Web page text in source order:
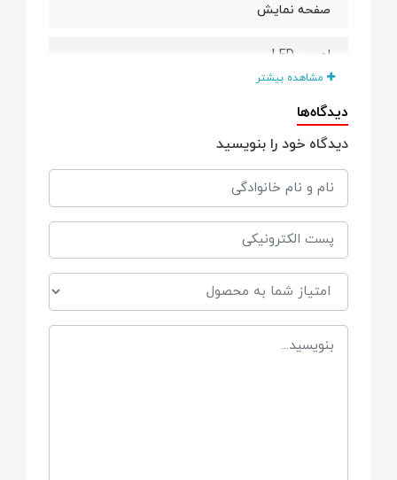
صفحه نمایش
لمسی LED
چراغ شب
دارد
برند
کیکابو (kikkaboo)
مدل
Caily
مشاهده بیشتر
دیدگاه‌ها
دیدگاه خود را بنویسید